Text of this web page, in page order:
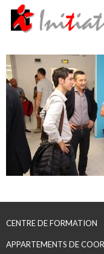
CENTRE DE FORMATION
APPARTEMENTS DE